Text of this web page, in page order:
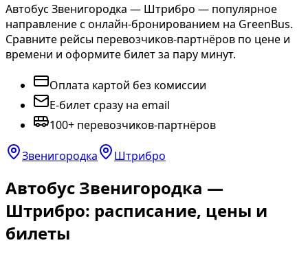
Автобус Звенигородка — Штрибро — популярное
направление с онлайн-бронированием на GreenBus.
Сравните рейсы перевозчиков-партнёров по цене и
времени и оформите билет за пару минут.
Оплата картой без комиссии
E-билет сразу на email
100+ перевозчиков-партнёров
Звенигородка Штрибро
Автобус Звенигородка —
Штрибро: расписание, цены и
билеты